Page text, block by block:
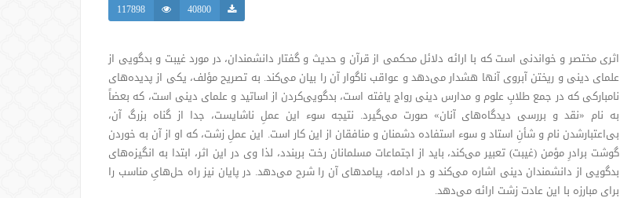
40800
117898
اثری مختصر و خواندنی است که با ارائه دلائل محکمی از قرآن و حدیث و گفتار دانشمندان، در مورد غیبت و بدگویی از
علمای دینی و ریختن آبروی آنها هشدار می‌دهد و عواقب ناگوار آن را بیان می‌کند. به تصریح مؤلف، یکی از پدیده‌های
نامبارکی که در جمع طلابِ علوم و مدارس دینی رواج یافته است، بدگویی‌کردن از اساتید و علمای دینی است، که بعضاً
به نام «نقد و بررسی دیدگاه‌های آنان» صورت می‌گیرد. نتیجه سوء این عملِ ناشایست، جدا از گناه بزرگ آن،
بی‌اعتبارشدن نام و شأنِ استاد و سوء استفاده دشمنان و منافقان از این کار است. این عملِ زشت، که او از آن به خوردن
گوشت برادرِ مؤمن (غیبت) تعبیر می‌کند، باید از اجتماعات مسلمانان رخت بربندد، لذا وی در این اثر، ابتدا به انگیزه‌های
بدگویی از دانشمندان دینی اشاره می‌کند و در ادامه، پیامدهای آن را شرح می‌دهد. در پایان نیز راه حل‌هایِ مناسب را
برای مبارزه با این عادت زشت ارائه می‌دهد.